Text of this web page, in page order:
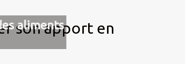
son apport en
aliments